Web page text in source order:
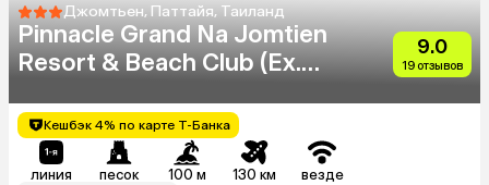
Джомтьен, Паттайя, Таиланд
Pinnacle Grand Na Jomtien
Resort & Beach Club (Ex.
Resort)
9.0
19 отзывов
Кешбэк 4% по карте Т-Банка
линия песок 100 м 130 км везде